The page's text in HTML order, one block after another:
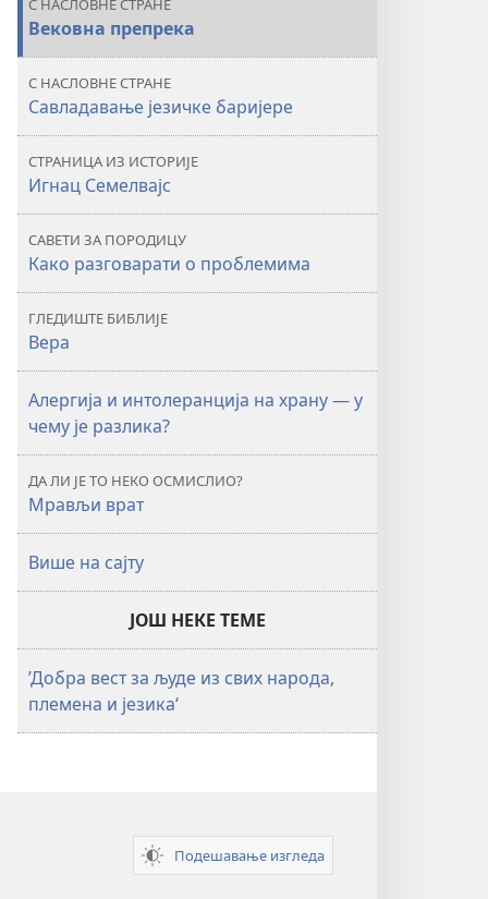
језик
препрека?
препрека?
С НАСЛОВНЕ СТРАНЕ
Вековна препрека
С НАСЛОВНЕ СТРАНЕ
Савладавање језичке баријере
СТРАНИЦА ИЗ ИСТОРИЈЕ
Игнац Семелвајс
САВЕТИ ЗА ПОРОДИЦУ
Како разговарати о проблемима
ГЛЕДИШТЕ БИБЛИЈЕ
Вера
Алергија и интолеранција на храну — у
чему је разлика?
ДА ЛИ ЈЕ ТО НЕКО ОСМИСЛИО?
Мрављи врат
Више на сајту
ЈОШ НЕКЕ ТЕМЕ
’Добра вест за људе из свих народа,
племена и језика‘
Подешавање изгледа